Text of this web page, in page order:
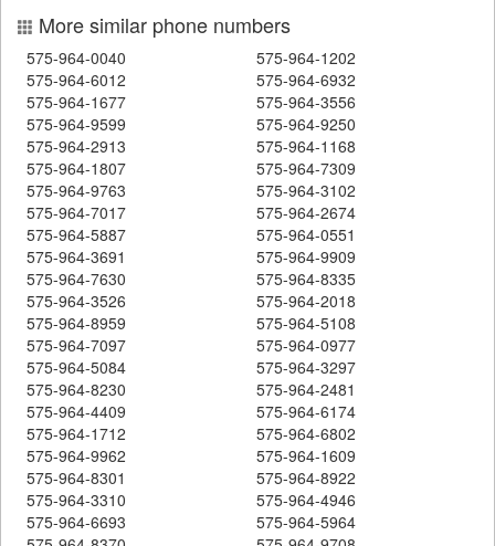
More similar phone numbers
575-964-0040
575-964-1202
575-964-6012
575-964-6932
575-964-1677
575-964-3556
575-964-9599
575-964-9250
575-964-2913
575-964-1168
575-964-1807
575-964-7309
575-964-9763
575-964-3102
575-964-7017
575-964-2674
575-964-5887
575-964-0551
575-964-3691
575-964-9909
575-964-7630
575-964-8335
575-964-3526
575-964-2018
575-964-8959
575-964-5108
575-964-7097
575-964-0977
575-964-5084
575-964-3297
575-964-8230
575-964-2481
575-964-4409
575-964-6174
575-964-1712
575-964-6802
575-964-9962
575-964-1609
575-964-8301
575-964-8922
575-964-3310
575-964-4946
575-964-6693
575-964-5964